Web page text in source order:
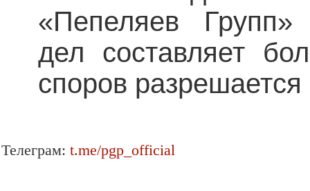
«Пепеляев Групп»
дел составляет
споров
Телеграм: t.me/pgp_official